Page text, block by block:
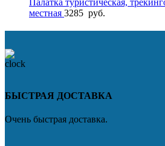
местная 3285 руб.
БЫСТРАЯ ДОСТАВКА
Очень быстрая доставка.